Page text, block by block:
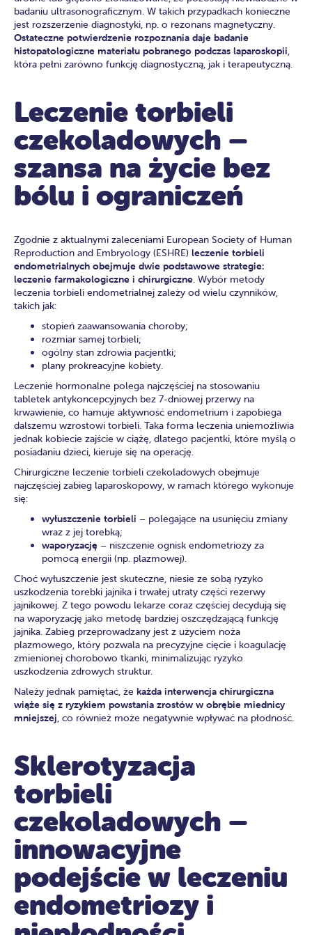
badaniu ultrasonograficznym. W takich przypadkach konieczne
jest rozszerzenie diagnostyki, np. o rezonans magnetyczny.
Ostateczne potwierdzenie rozpoznania daje badanie
histopatologiczne materiału pobranego podczas laparoskopii,
która pełni zarówno funkcję diagnostyczną, jak i terapeutyczną.
Leczenie torbieli
czekoladowych –
szansa na życie bez
bólu i ograniczeń
Zgodnie z aktualnymi zaleceniami European Society of Human
Reproduction and Embryology (ESHRE) leczenie torbieli
endometrialnych obejmuje dwie podstawowe strategie:
leczenie farmakologiczne i chirurgiczne. Wybór metody
leczenia torbieli endometrialnej zależy od wielu czynników,
takich jak:
stopień zaawansowania choroby;
rozmiar samej torbieli;
ogólny stan zdrowia pacjentki;
plany prokreacyjne kobiety.
Leczenie hormonalne polega najczęściej na stosowaniu
tabletek antykoncepcyjnych bez 7-dniowej przerwy na
krwawienie, co hamuje aktywność endometrium i zapobiega
dalszemu wzrostowi torbieli. Taka forma leczenia uniemożliwia
jednak kobiecie zajście w ciążę, dlatego pacjentki, które myślą o
posiadaniu dzieci, kieruje się na operację.
Chirurgiczne leczenie torbieli czekoladowych obejmuje
najczęściej zabieg laparoskopowy, w ramach którego wykonuje
się:
wyłuszczenie torbieli – polegające na usunięciu zmiany
wraz z jej torebką;
waporyzację – niszczenie ognisk endometriozy za
pomocą energii (np. plazmowej).
Choć wyłuszczenie jest skuteczne, niesie ze sobą ryzyko
uszkodzenia torebki jajnika i trwałej utraty części rezerwy
jajnikowej. Z tego powodu lekarze coraz częściej decydują się
na waporyzację jako metodę bardziej oszczędzającą funkcję
jajnika. Zabieg przeprowadzany jest z użyciem noża
plazmowego, który pozwala na precyzyjne cięcie i koagulację
zmienionej chorobowo tkanki, minimalizując ryzyko
uszkodzenia zdrowych struktur.
Należy jednak pamiętać, że każda interwencja chirurgiczna
wiąże się z ryzykiem powstania zrostów w obrębie miednicy
mniejszej, co również może negatywnie wpływać na płodność.
Sklerotyzacja
torbieli
czekoladowych –
innowacyjne
podejście w leczeniu
endometriozy i